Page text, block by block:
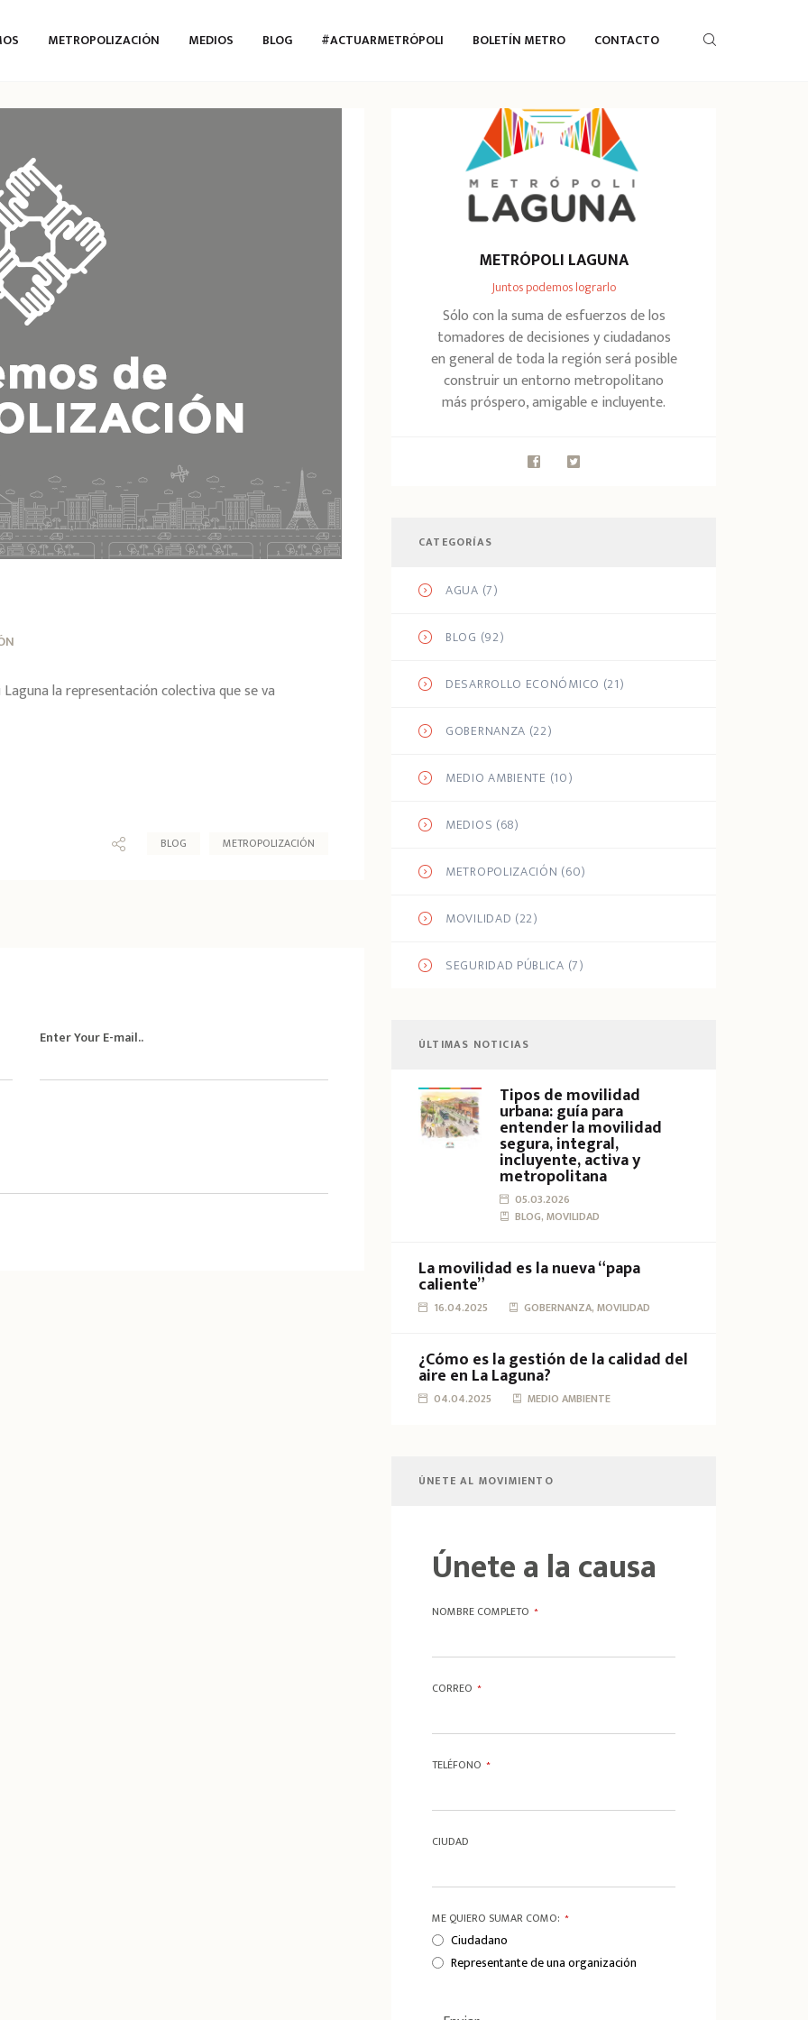
METROPOLIZACIÓN MEDIOS BLOG #ACTUARMETRÓPOLI BOLETÍN METRO CONTACTO
la representación colectiva que se va
BLOG METROPOLIZACIÓN
Enter Your E-mail..
METRÓPOLI LAGUNA
Juntos podemos lograrlo
Sólo con la suma de esfuerzos de los
tomadores de decisiones y ciudadanos
en general de toda la región será posible
construir un entorno metropolitano
más próspero, amigable e incluyente.
CATEGORÍAS
AGUA (7)
BLOG (92)
DESARROLLO ECONÓMICO (21)
GOBERNANZA (22)
MEDIO AMBIENTE (10)
MEDIOS (68)
METROPOLIZACIÓN (60)
MOVILIDAD (22)
SEGURIDAD PÚBLICA (7)
ÚLTIMAS NOTICIAS
Tipos de movilidad
urbana: guía para
entender la movilidad
segura, integral,
incluyente, activa y
metropolitana
05.03.2026
BLOG, MOVILIDAD
La movilidad es la nueva “papa
caliente”
16.04.2025 GOBERNANZA, MOVILIDAD
¿Cómo es la gestión de la calidad del
aire en La Laguna?
04.04.2025 MEDIO AMBIENTE
ÚNETE AL MOVIMIENTO
Únete a la causa
NOMBRE COMPLETO *
CORREO *
TELÉFONO *
CIUDAD
ME QUIERO SUMAR COMO: *
Ciudadano
Representante de una organización